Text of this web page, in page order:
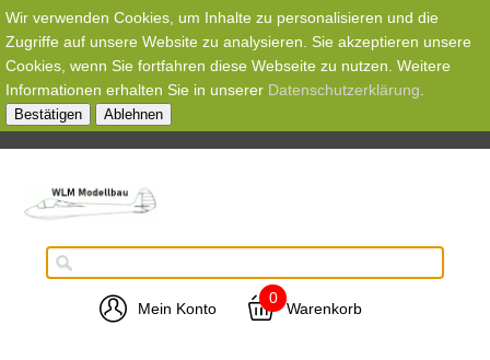
Wir verwenden Cookies, um Inhalte zu personalisieren und die
Zugriffe auf unsere Website zu analysieren. Sie akzeptieren unsere
Cookies, wenn Sie fortfahren diese Webseite zu nutzen. Weitere
Informationen erhalten Sie in unserer Datenschutzerklärung
Bestätigen Ablehnen
Mein Konto
0
Warenkorb